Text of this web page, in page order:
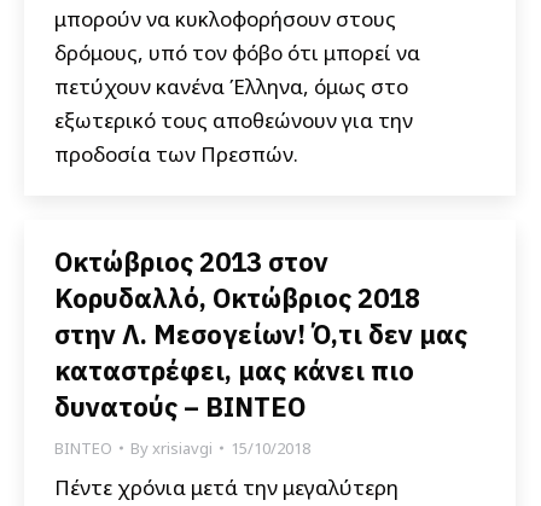
μπορούν να κυκλοφορήσουν στους
δρόμους, υπό τον φόβο ότι μπορεί να
πετύχουν κανένα Έλληνα, όμως στο
εξωτερικό τους αποθεώνουν για την
προδοσία των Πρεσπών.
Οκτώβριος 2013 στον
Κορυδαλλό, Οκτώβριος 2018
στην Λ. Μεσογείων! Ό,τι δεν μας
καταστρέφει, μας κάνει πιο
δυνατούς – ΒΙΝΤΕΟ
ΒΙΝΤΕΟ Byxrisiavgi 15/10/2018
Πέντε χρόνια μετά την μεγαλύτερη